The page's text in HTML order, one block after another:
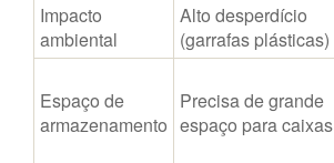
Impacto
ambiental
Alto desperdício
(garrafas plásticas)
Espaço de
armazenamento
Precisa de grande
espaço para caixas